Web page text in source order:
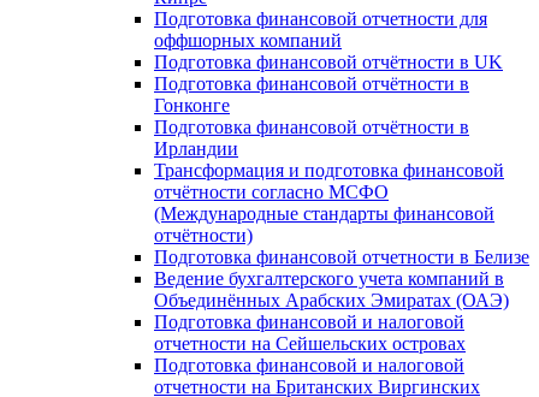
Подготовка финансовой отчетности для
оффшорных компаний
Подготовка финансовой отчётности в UK
Подготовка финансовой отчётности в
Гонконге
Подготовка финансовой отчётности в
Ирландии
Трансформация и подготовка финансовой
отчётности согласно МСФО
(Международные стандарты финансовой
отчётности)
Подготовка финансовой отчетности в Белизе
Ведение бухгалтерского учета компаний в
Объединённых Арабских Эмиратах (ОАЭ)
Подготовка финансовой и налоговой
отчетности на Сейшельских островах
Подготовка финансовой и налоговой
отчетности на Британских Виргинских